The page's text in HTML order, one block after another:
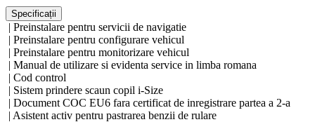
Specificații
| Preinstalare pentru servicii de navigatie
| Preinstalare pentru configurare vehicul
| Preinstalare pentru monitorizare vehicul
| Manual de utilizare si evidenta service in limba romana
| Cod control
| Sistem prindere scaun copil i-Size
| Document COC EU6 fara certificat de inregistrare partea a 2-a
| Asistent activ pentru pastrarea benzii de rulare